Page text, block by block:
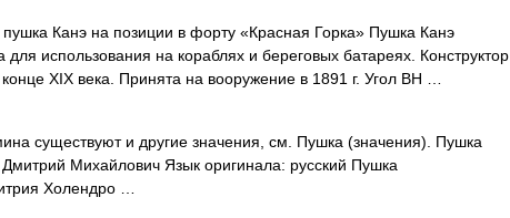
Канэ на позиции в форту «Красная Горка» Пушка Канэ
использования на кораблях и береговых батареях. Конструктор
XIX века. Принята на вооружение в 1891 г. Угол ВН …
существуют и другие значения, см. Пушка (значения). Пушка
Михайлович Язык оригинала: русский Пушка
Холендро …